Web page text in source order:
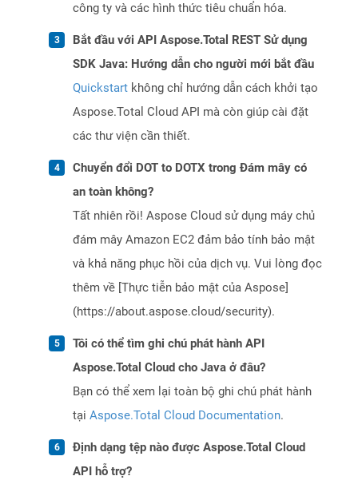
công ty và các hình thức tiêu chuẩn hóa.
Bắt đầu với API Aspose.Total REST Sử dụng
SDK Java: Hướng dẫn cho người mới bắt đầu
Quickstart không chỉ hướng dẫn cách khởi tạo
Aspose.Total Cloud API mà còn giúp cài đặt
các thư viện cần thiết.
Chuyển đổi DOT to DOTX trong Đám mây có
an toàn không?
Tất nhiên rồi! Aspose Cloud sử dụng máy chủ
đám mây Amazon EC2 đảm bảo tính bảo mật
và khả năng phục hồi của dịch vụ. Vui lòng đọc
thêm về [Thực tiễn bảo mật của Aspose]
(https://about.aspose.cloud/security).
Tôi có thể tìm ghi chú phát hành API
Aspose.Total Cloud cho Java ở đâu?
Bạn có thể xem lại toàn bộ ghi chú phát hành
tại Aspose.Total Cloud Documentation.
Định dạng tệp nào được Aspose.Total Cloud
API hỗ trợ?